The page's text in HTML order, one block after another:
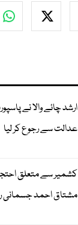
ارشد چائے والا نے
عدالت سے رجوع کر لیا
کشمیر سے متعلق
مشتاق احمد جسمانی